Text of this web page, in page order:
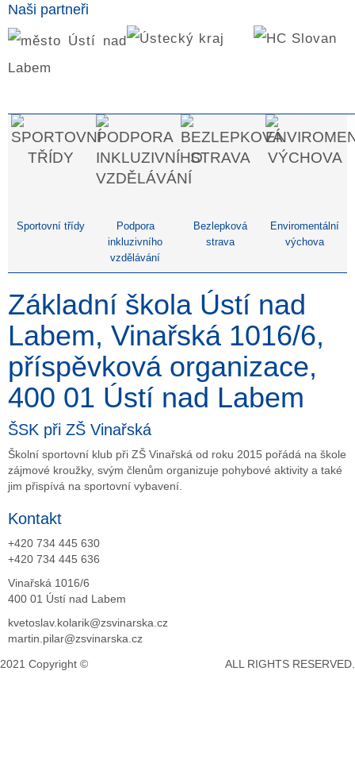
Naši partneři
Sportovní třídy
Podpora
inkluzivního
vzdělávání
Bezlepková
strava
Enviromentální
výchova
Základní škola Ústí nad
Labem, Vinařská 1016/6,
příspěvková organizace,
400 01 Ústí nad Labem
ŠSK při ZŠ Vinařská
Školní sportovní klub při ZŠ Vinařská od roku 2015 pořádá na škole
zájmové kroužky, svým členům organizuje pohybové aktivity a také
jim přispívá na sportovní vybavení.
Kontakt
+420 734 445 630
+420 734 445 636
Vinařská 1016/6
400 01 Ústí nad Labem
kvetoslav.kolarik@zsvinarska.cz
martin.pilar@zsvinarska.cz
2021 Copyright ©
ALL RIGHTS RESERVED.